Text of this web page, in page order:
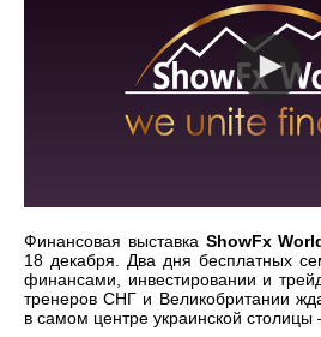
Финансовая выставка ShowFx
18 декабря. Два дня бесплатных
финансами, инвестировании и
тренеров СНГ и Великобритании
в самом центре украинской столицы